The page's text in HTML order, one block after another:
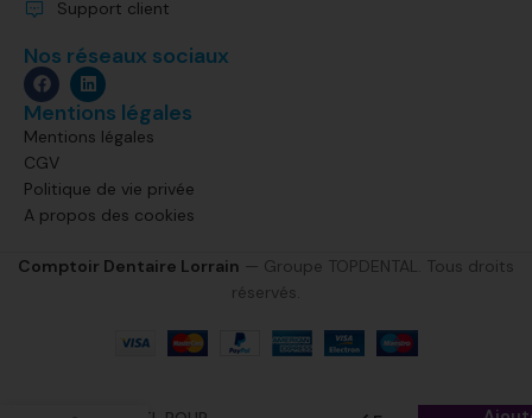
Support client
Nos réseaux sociaux
Mentions légales
Mentions légales
CGV
Politique de vie privée
A propos des cookies
Comptoir Dentaire Lorrain — Groupe TOPDENTAL. Tous droits
réservés.